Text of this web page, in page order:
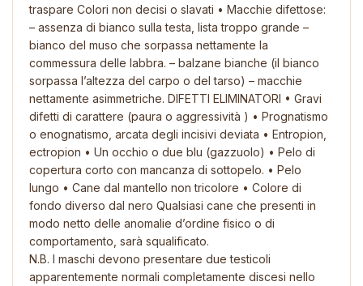
traspare Colori non decisi o slavati • Macchie difettose:
– assenza di bianco sulla testa, lista troppo grande –
bianco del muso che sorpassa nettamente la
commessura delle labbra. – balzane bianche (il bianco
sorpassa l’altezza del carpo o del tarso) – macchie
nettamente asimmetriche. DIFETTI ELIMINATORI • Gravi
difetti di carattere (paura o aggressività ) • Prognatismo
o enognatismo, arcata degli incisivi deviata • Entropion,
ectropion • Un occhio o due blu (gazzuolo) • Pelo di
copertura corto con mancanza di sottopelo. • Pelo
lungo • Cane dal mantello non tricolore • Colore di
fondo diverso dal nero Qualsiasi cane che presenti in
modo netto delle anomalie d’ordine fisico o di
comportamento, sarà squalificato.
N.B. I maschi devono presentare due testicoli
apparentemente normali completamente discesi nello